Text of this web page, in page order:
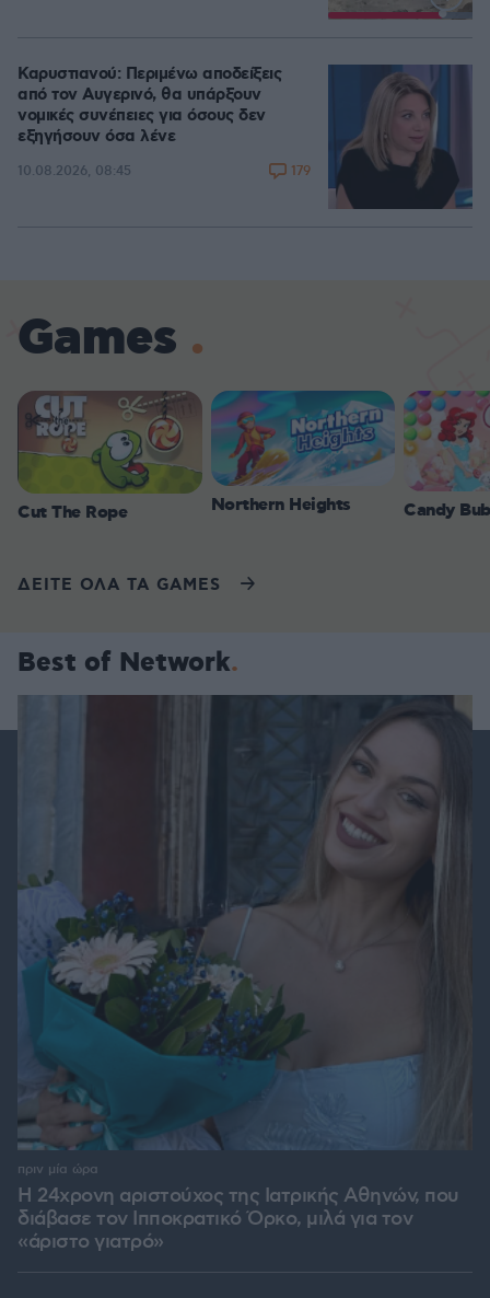
Loaded:
Καρυστιανού: Περιμένω αποδείξεις
από τον Αυγερινό, θα υπάρξουν
νομικές συνέπειες για όσους δεν
εξηγήσουν όσα λένε
10.08.2026, 08:45 179
Games
Cut The Rope Northern Heights Candy
ΔΕΙΤΕ ΟΛΑ ΤΑ GAMES
Best of Network
Η 24χρονη αριστούχος της Ιατρικής Αθηνών, που
διάβασε τον Ιπποκρατικό Όρκο, μιλά για τον
«άριστο γιατρό»
πριν μία ώρα